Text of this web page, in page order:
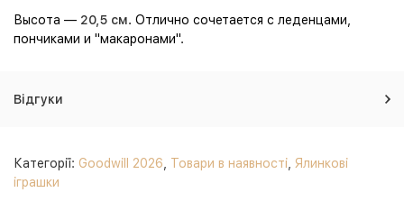
Высота — 20,5 см. Отлично сочетается с леденцами,
пончиками и "макаронами".
Відгуки
Категорії: Goodwill 2026 Товари в наявності Ялинкові
іграшки